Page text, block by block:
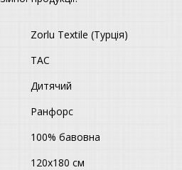
Zorlu Textile (Турція)
TAC
Дитячий
Ранфорс
100% бавовна
120х180 см